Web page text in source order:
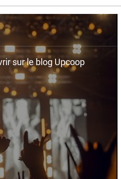
sur le blog Upcoop